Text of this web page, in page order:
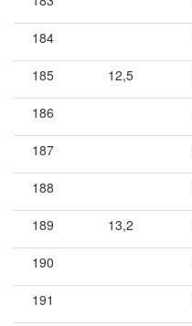
184
185 12,5
186
187
188
189 13,2
190
191